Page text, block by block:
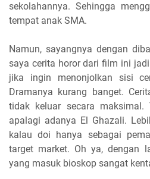
sekolahannya. Sehingga
tempat anak SMA.
Namun, sayangnya dengan
saya cerita horor dari film ini jadi
jika ingin menonjolkan sisi
Dramanya kurang banget.
tidak keluar secara maksimal.
apalagi adanya El Ghazali.
kalau doi hanya sebagai
target market. Oh ya, dengan
yang masuk bioskop sangat